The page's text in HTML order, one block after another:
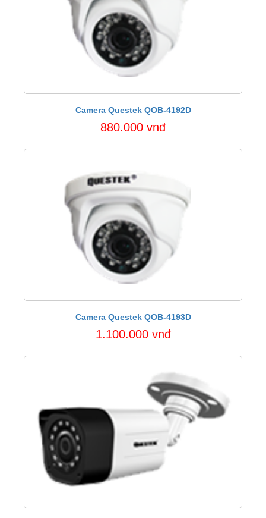
Camera Questek QOB-4192D
880.000 vnđ
Camera Questek QOB-4193D
1.100.000 vnđ